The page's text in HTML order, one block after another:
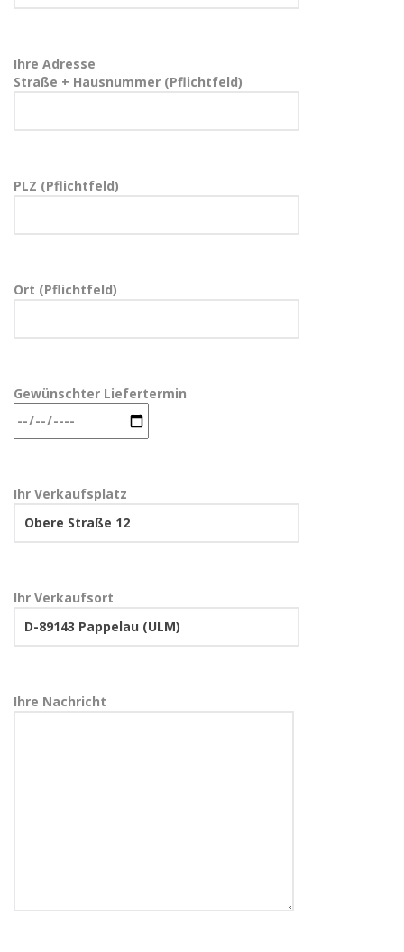
Ihre Adresse
Straße + Hausnummer (Pflichtfeld)
PLZ (Pflichtfeld)
Ort (Pflichtfeld)
Gewünschter Liefertermin
Ihr Verkaufsplatz
Ihr Verkaufsort
Ihre Nachricht